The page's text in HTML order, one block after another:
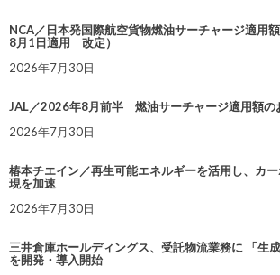
NCA／日本発国際航空貨物燃油サーチャージ適用
8月1日適用 改定）
2026年7月30日
JAL／2026年8月前半 燃油サーチャージ適用額の
2026年7月30日
椿本チエイン／再生可能エネルギーを活用し、カ
現を加速
2026年7月30日
三井倉庫ホールディングス、受託物流業務に 「生
を開発・導入開始